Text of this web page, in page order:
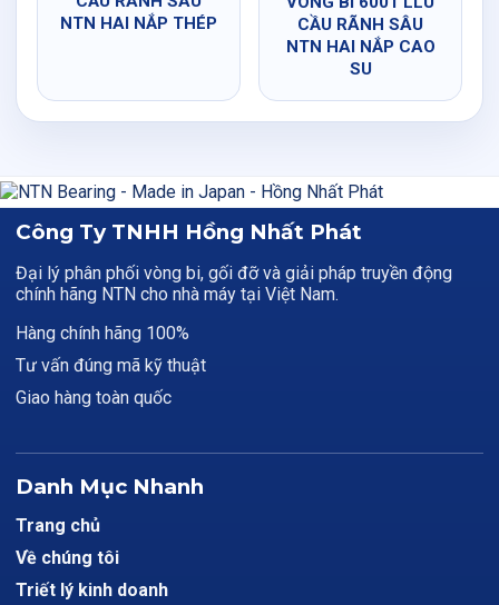
NTN HAI NẮP THÉP
CẦU RÃNH SÂU
NTN HAI NẮP CAO
SU
Công Ty TNHH Hồng Nhất Phát
Đại lý phân phối vòng bi, gối đỡ và giải pháp truyền động
chính hãng NTN cho nhà máy tại Việt Nam.
Hàng chính hãng 100%
Tư vấn đúng mã kỹ thuật
Giao hàng toàn quốc
Danh Mục Nhanh
Trang chủ
Về chúng tôi
Triết lý kinh doanh